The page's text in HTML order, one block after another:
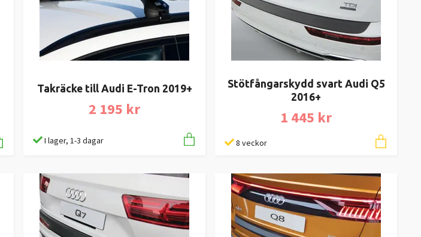
Takräcke till Audi E-Tron 2019+
2 195 kr
I lager, 1-3 dagar
Stötfångarskydd svart Audi Q5
2016+
1 445 kr
8 veckor